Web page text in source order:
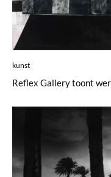
kunst
Reflex Gallery toont